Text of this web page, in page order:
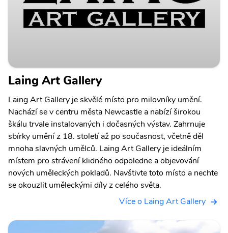
Laing Art Gallery
Laing Art Gallery je skvělé místo pro milovníky umění.
Nachází se v centru města Newcastle a nabízí širokou
škálu trvale instalovaných i dočasných výstav. Zahrnuje
sbírky umění z 18. století až po současnost, včetně děl
mnoha slavných umělců. Laing Art Gallery je ideálním
místem pro strávení klidného odpoledne a objevování
nových uměleckých pokladů. Navštivte toto místo a nechte
se okouzlit uměleckými díly z celého světa.
Více o Laing Art Gallery